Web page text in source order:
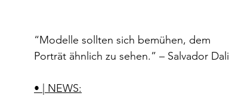
“Modelle sollten sich bemühen, dem
Porträt ähnlich zu sehen.” – Salvador Dali
• | NEWS: